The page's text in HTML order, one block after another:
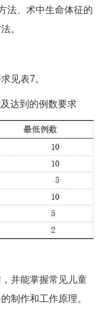
法、术中生命体征的
。
见表7。
达到的例数要求
并能掌握常见儿童
制作和工作原理。